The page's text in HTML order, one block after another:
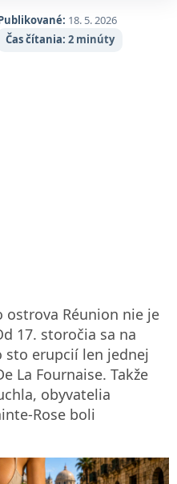
o impozantnom Piton de
aktívnych sopiek na
18. 5. 2026
Čas čítania: 2 minúty
ostrova Réunion nie je
17. storočia sa na
sto erupcií len jednej
La Fournaise. Takže
obyvatelia
Rose boli